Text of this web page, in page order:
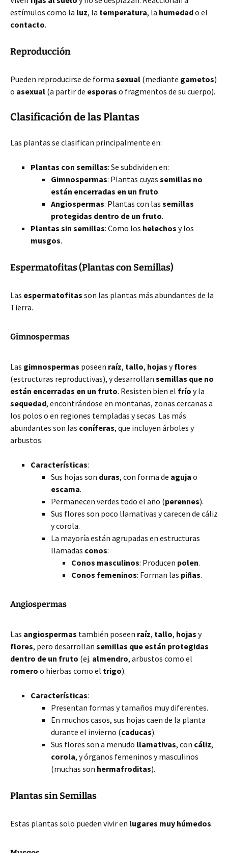
estímulos como la luz, la temperatura, la humedado el
contacto.
Reproducción
Pueden reproducirse de forma sexual (mediante gametos)
o asexual (a partir de esporas o fragmentos de su cuerpo).
Clasificación de las Plantas
Las plantas se clasifican principalmente en:
Plantas con semillas: Se subdividen en:
Gimnospermas: Plantas cuyas semillas no
están encerradas en un fruto.
Angiospermas: Plantas con las semillas
protegidas dentro de un fruto.
Plantas sin semillas: Como los helechos y los
musgos.
Espermatofitas (Plantas con Semillas)
Las espermatofitas son las plantas más abundantes de la
Tierra.
Gimnospermas
Las gimnospermas poseen raíz, tallo, hojas yflores
(estructuras reproductivas), y desarrollan semillas que no
están encerradas en un fruto. Resisten bien el frío y la
sequedad, encontrándose en montañas, zonas cercanas a
los polos o en regiones templadas y secas. Las más
abundantes son las coníferas, que incluyen árboles y
arbustos.
Características:
Sus hojas son duras, con forma de aguja o
escama.
Permanecen verdes todo el año (perennes).
Sus flores son poco llamativas y carecen de cáliz
y corola.
La mayoría están agrupadas en estructuras
llamadas conos:
Conos masculinos: Producen polen.
Conos femeninos: Forman las piñas.
Angiospermas
Las angiospermas también poseen raíz, tallo, hojas y
flores, pero desarrollan semillas que están protegidas
dentro de un fruto (ej. almendro, arbustos como el
romero o hierbas como el trigo).
Características:
Presentan formas y tamaños muy diferentes.
En muchos casos, sus hojas caen de la planta
durante el invierno (caducas).
Sus flores son a menudo llamativas, con cáliz,
corola, y órganos femeninos y masculinos
(muchas son hermafroditas).
Plantas sin Semillas
Estas plantas solo pueden vivir en lugares muy húmedos.